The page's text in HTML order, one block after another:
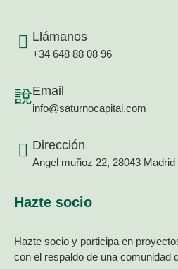
Llámanos
+34 648 88 08 96
Email
info@saturnocapital.com
Dirección
Angel muñoz 22, 28043 Madrid
Hazte socio
Hazte socio y participa en
con el respaldo de una comunidad